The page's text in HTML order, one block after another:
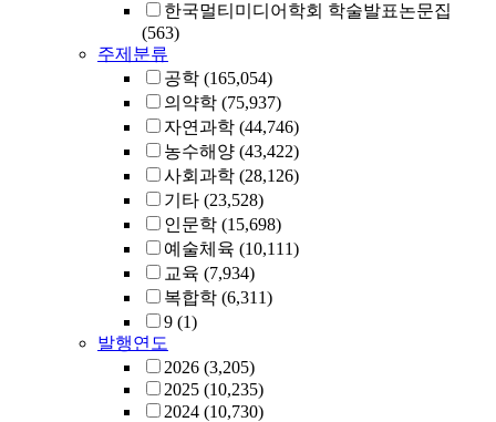
한국멀티미디어학회 학술발표논문집
(563)
주제분류
공학 (165,054)
의약학 (75,937)
자연과학 (44,746)
농수해양 (43,422)
사회과학 (28,126)
기타 (23,528)
인문학 (15,698)
예술체육 (10,111)
교육 (7,934)
복합학 (6,311)
9 (1)
발행연도
2026 (3,205)
2025 (10,235)
2024 (10,730)